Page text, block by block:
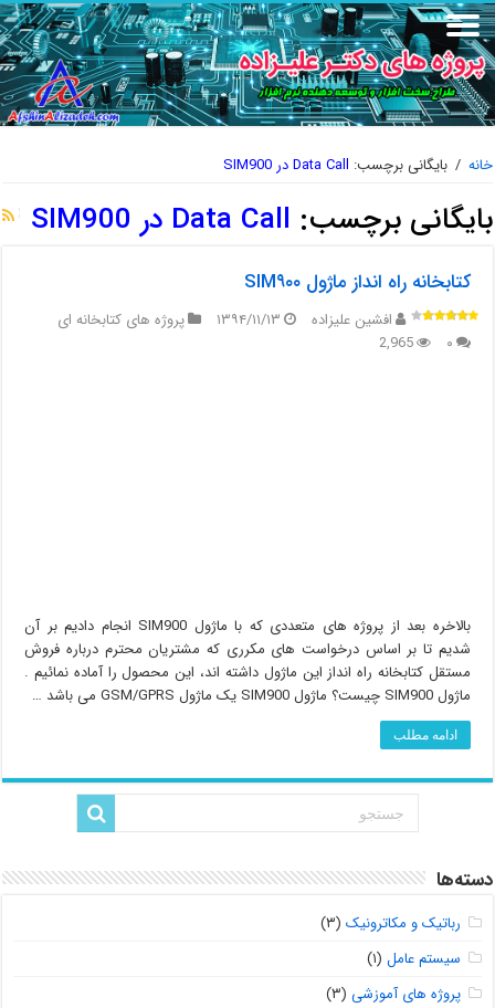
خانه / بایگانی برچسب: Data Call در SIM900
بایگانی برچسب: Data Call در SIM900
کتابخانه راه انداز ماژول SIM۹۰۰
افشین علیزاده ۱۳۹۴/۱۱/۱۳
پروژه های کتابخانه ای
۰
2,965
بالاخره بعد از پروژه های متعددی که با ماژول SIM900 انجام دادیم بر آن
شدیم تا بر اساس درخواست های مکرری که مشتریان محترم درباره فروش
مستقل کتابخانه راه انداز این ماژول داشته اند، این محصول را آماده نمائیم .
ماژول SIM900 چیست؟ ماژول SIM900 یک ماژول GSM/GPRS می باشد …
ادامه مطلب
دسته‌ها
رباتیک و مکاترونیک (۳)
سیستم عامل (۱)
پروژه های آموزشی (۳)